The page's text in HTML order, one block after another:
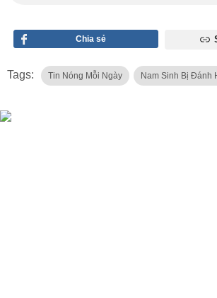
Chia sẻ
Tags: Tin Nóng Mỗi Ngày Nam Sinh Bị Đánh